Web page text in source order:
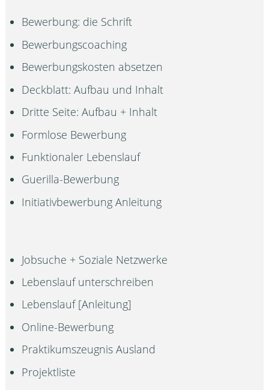
Bewerbung: die Schrift
Bewerbungscoaching
Bewerbungskosten absetzen
Deckblatt: Aufbau und Inhalt
Dritte Seite: Aufbau + Inhalt
Formlose Bewerbung
Funktionaler Lebenslauf
Guerilla-Bewerbung
Initiativbewerbung Anleitung
Jobsuche + Soziale Netzwerke
Lebenslauf unterschreiben
Lebenslauf [Anleitung]
Online-Bewerbung
Praktikumszeugnis Ausland
Projektliste